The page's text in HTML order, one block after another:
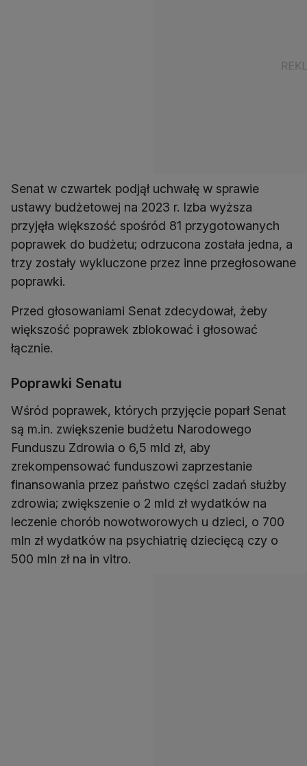
Senat w czwartek podjął uchwałę w sprawie
ustawy budżetowej na 2023 r. Izba wyższa
przyjęła większość spośród 81 przygotowanych
poprawek do budżetu; odrzucona została jedna, a
trzy zostały wykluczone przez inne przegłosowane
poprawki.
Przed głosowaniami Senat zdecydował, żeby
większość poprawek zblokować i głosować
łącznie.
Poprawki Senatu
Wśród poprawek, których przyjęcie poparł Senat
są m.in. zwiększenie budżetu Narodowego
Funduszu Zdrowia o 6,5 mld zł, aby
zrekompensować funduszowi zaprzestanie
finansowania przez państwo części zadań służby
zdrowia; zwiększenie o 2 mld zł wydatków na
leczenie chorób nowotworowych u dzieci, o 700
mln zł wydatków na psychiatrię dziecięcą czy o
500 mln zł na in vitro.